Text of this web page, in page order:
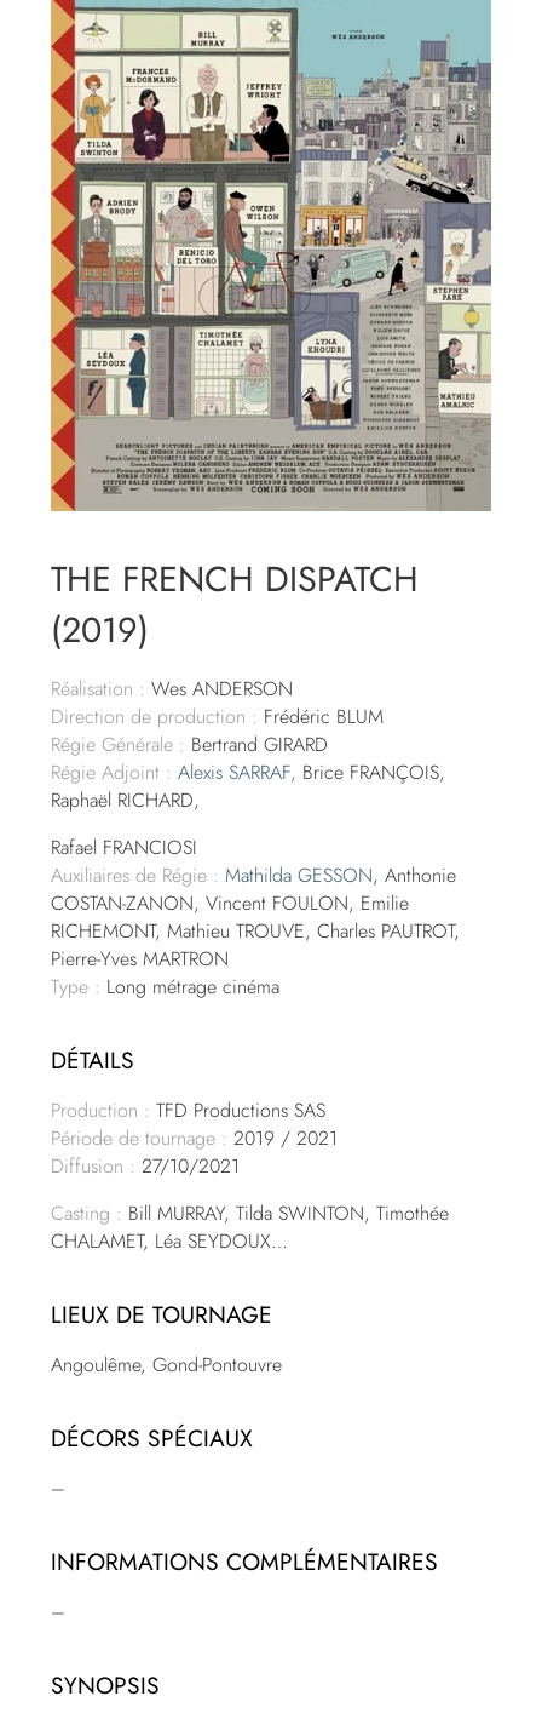
THE FRENCH DISPATCH
(2019)
Réalisation : Wes ANDERSON
Direction de production : Frédéric BLUM
Régie Générale : Bertrand GIRARD
Régie Adjoint :Alexis SARRAF, Brice FRANÇOIS,
Raphaël RICHARD,
Rafael FRANCIOSI
Auxiliaires de Régie : Mathilda GESSON, Anthonie
COSTAN-ZANON, Vincent FOULON, Emilie
RICHEMONT, Mathieu TROUVE, Charles PAUTROT,
Pierre-Yves MARTRON
Type : Long métrage cinéma
DÉTAILS
Production : TFD Productions SAS
Période de tournage : 2019 / 2021
Diffusion : 27/10/2021
Casting : Bill MURRAY, Tilda SWINTON, Timothée
CHALAMET, Léa SEYDOUX…
LIEUX DE TOURNAGE
Angoulême, Gond-Pontouvre
DÉCORS SPÉCIAUX
–
INFORMATIONS COMPLÉMENTAIRES
–
SYNOPSIS